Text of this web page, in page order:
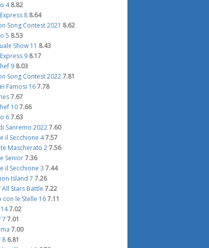
4 8.82
8 8.64
Song Contest 2021 8.62
5 8.53
Show 11 8.43
9 8.17
9 8.03
Song Contest 2022 7.81
Famosi 16 7.78
7.67
10 7.66
6 7.63
Sanremo 2022 7.60
il Secchione 47.57
Mascherato 2 7.56
Senior 7.36
il Secchione 3 7.44
Island 7 7.26
All Stars Battle 7.22
con le Stelle 16 7.11
7.02
7 7.01
7.00
8 6.81